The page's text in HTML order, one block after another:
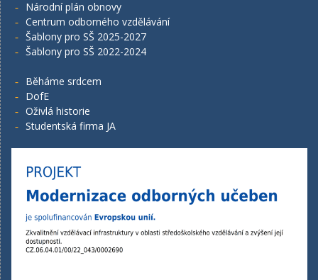
Národní plán obnovy
Centrum odborného vzdělávání
Šablony pro SŠ 2025-2027
Šablony pro SŠ 2022-2024
Běháme srdcem
DofE
Oživlá historie
Studentská firma JA